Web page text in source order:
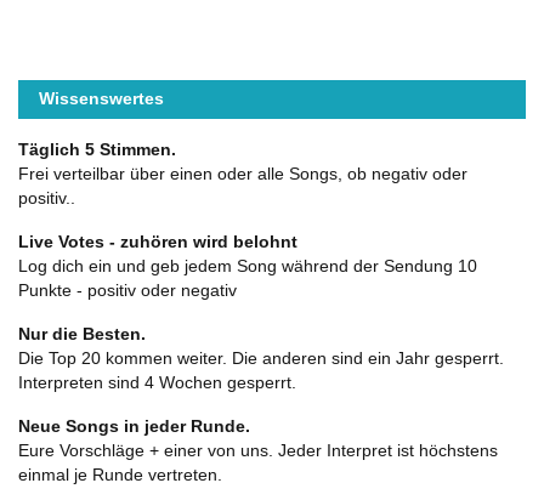
Wissenswertes
Täglich 5 Stimmen.
Frei verteilbar über einen oder alle Songs, ob negativ oder
positiv..
Live Votes - zuhören wird belohnt
Log dich ein und geb jedem Song während der Sendung 10
Punkte - positiv oder negativ
Nur die Besten.
Die Top 20 kommen weiter. Die anderen sind ein Jahr gesperrt.
Interpreten sind 4 Wochen gesperrt.
Neue Songs in jeder Runde.
Eure Vorschläge + einer von uns. Jeder Interpret ist höchstens
einmal je Runde vertreten.